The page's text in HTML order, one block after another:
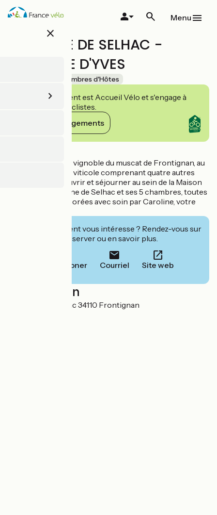
Aller
au
close
Menu
DOMAINE DE SELHAC -
CHAMBRE D'YVES
Chambres d'Hôtes
Cet établissement est Accueil Vélo et s'engage à
accueillir des cyclistes.
Voir ses engagements
Niché au coeur du vignoble du muscat de Frontignan, au
sein d'un domaine viticole comprenant quatre autres
gîtes, venez découvrir et séjourner au sein de la Maison
d'hôtes du Domaine de Selhac et ses 5 chambres, toutes
agréablement décorées avec soin par Caroline, votre
Cet établissement vous intéresse ? Rendez-vous sur
leur site pour réserver ou en savoir plus.
Téléphoner Courriel Site web
Localisation
Domaine de Selhac 34110 Frontignan